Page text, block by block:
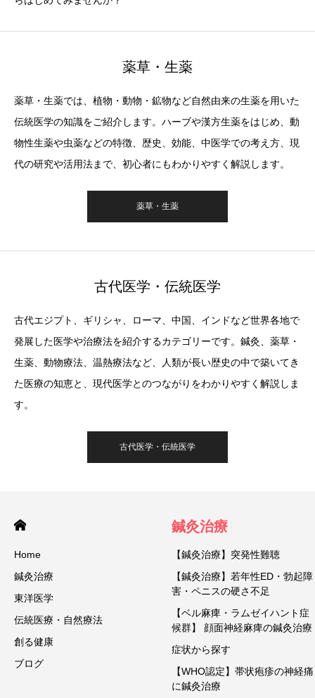
薬草・生薬
薬草・生薬では、植物・動物・鉱物など自然由来の生薬を用いた
伝統医学の知識をご紹介します。ハーブや漢方生薬をはじめ、動
物性生薬や虫薬などの特徴、歴史、効能、中医学での考え方、現
代の研究や活用法まで、初心者にもわかりやすく解説します。
薬草・生薬
古代医学・伝統医学
古代エジプト、ギリシャ、ローマ、中国、インドなど世界各地で
発展した医学や治療法を紹介するカテゴリーです。鍼灸、薬草・
生薬、動物療法、温熱療法など、人類が長い歴史の中で築いてき
た医療の知恵と、現代医学とのつながりをわかりやすく解説しま
す。
古代医学・伝統医学
Home
鍼灸治療
東洋医学
伝統医療・自然療法
創る健康
ブログ
鍼灸治療
【鍼灸治療】突発性難聴
【鍼灸治療】若年性ED・勃起障
害・ペニスの硬さ不足
【ベル麻痺・ラムゼイハント症
候群】 顔面神経麻痺の鍼灸治療
症状から探す
【WHO認定】帯状疱疹の神経痛
に鍼灸治療